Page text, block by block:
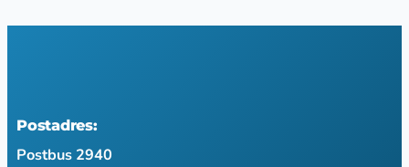
Postadres:
Postbus 2940